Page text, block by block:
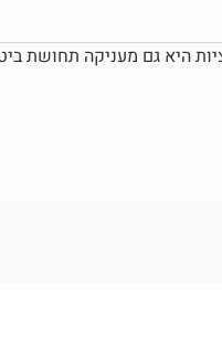
היא גם מעניקה תחושת